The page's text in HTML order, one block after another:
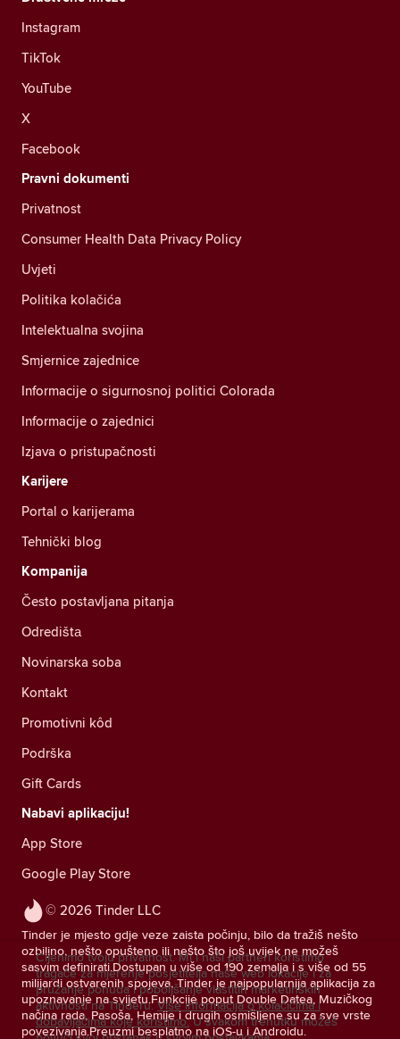
© 2026 Tinder LLC
Tinder je mjesto gdje veze zaista počinju, bilo da tražiš nešto
ozbiljno, nešto opušteno ili nešto što još uvijek ne možeš
sasvim definirati.Dostupan u više od 190 zemalja i s više od 55
milijardi ostvarenih spojeva, Tinder je najpopularnija aplikacija za
upoznavanje na svijetu.Funkcije poput Double Datea, Muzičkog
načina rada, Pasoša, Hemije i drugih osmišljene su za sve vrste
povezivanja.Preuzmi besplatno na iOS-u i Androidu.
Instagram
TikTok
YouTube
X
Facebook
Pravni dokumenti
Privatnost
Consumer Health Data Privacy Policy
Uvjeti
Politika kolačića
Intelektualna svojina
Smjernice zajednice
Informacije o sigurnosnoj politici Colorada
Informacije o zajednici
Izjava o pristupačnosti
Karijere
Portal o karijerama
Tehnički blog
Kompanija
Često postavljana pitanja
Odredištа
Novinarska soba
Kontakt
Promotivni kôd
Podrška
Gift Cards
Nabavi aplikaciju!
App Store
Google Play Store
Cijenimo tvoju privatnost. Mi i naši partneri koristimo
tragače za mjerenje posjetitelja naše web lokacije i za
pružanje ponuda i poboljšanje vlastitih marketinških
aktivnosti na Tinderu. Više informacija o kolačićima i
dobavljačima koje koristimo. U svakom trenutku možeš